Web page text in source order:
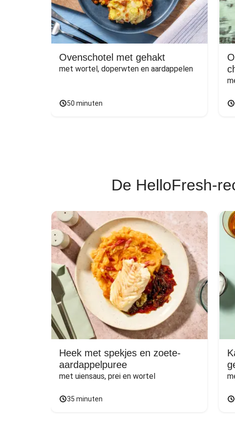
Ovenschotel met gehakt
met wortel, doperwten en aardappelen
50 minuten
De HelloFresh-
Heek met spekjes en zoete-
aardappelpuree
met uiensaus, prei en wortel
35 minuten